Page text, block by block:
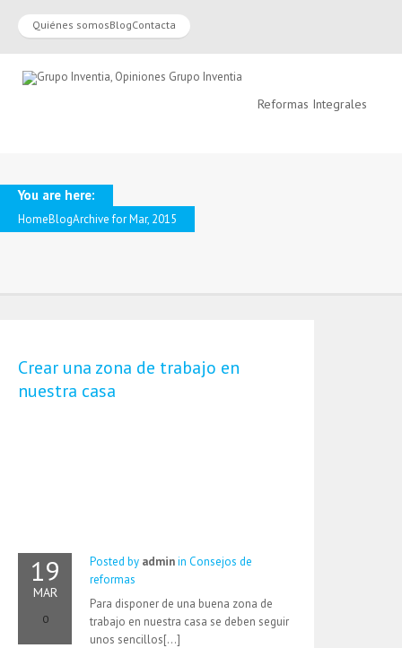
Quiénes somosBlogContacta
Reformas Integrales
You are here:
HomeBlogArchive for Mar, 2015
Crear una zona de trabajo en
nuestra casa
19
MAR
0
Posted by adminin Consejos de
reformas
Para disponer de una buena zona de
trabajo en nuestra casa se deben seguir
unos sencillos[…]